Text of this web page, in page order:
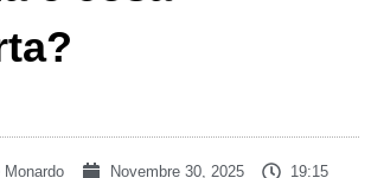
Novembre 30, 2025 19:15